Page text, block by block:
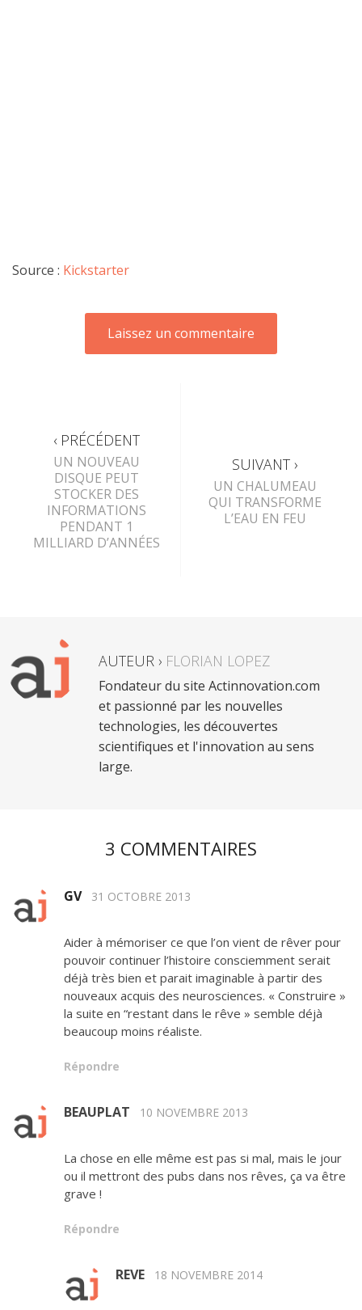
Source : Kickstarter
‹ PRÉCÉDENT
UN NOUVEAU
DISQUE PEUT
STOCKER DES
INFORMATIONS
PENDANT 1
MILLIARD D’ANNÉES
SUIVANT ›
UN CHALUMEAU
QUI TRANSFORME
L’EAU EN FEU
AUTEUR › FLORIAN LOPEZ
Fondateur du site Actinnovation.com
et passionné par les nouvelles
technologies, les découvertes
scientifiques et l'innovation au sens
large.
3 COMMENTAIRES
GV 31 OCTOBRE 2013
Aider à mémoriser ce que l’on vient de rêver pour
pouvoir continuer l’histoire consciemment serait
déjà très bien et parait imaginable à partir des
nouveaux acquis des neurosciences. « Construire »
la suite en “restant dans le rêve » semble déjà
beaucoup moins réaliste.
Répondre
BEAUPLAT 10 NOVEMBRE 2013
La chose en elle même est pas si mal, mais le jour
ou il mettront des pubs dans nos rêves, ça va être
grave !
Répondre
REVE 18 NOVEMBRE 2014